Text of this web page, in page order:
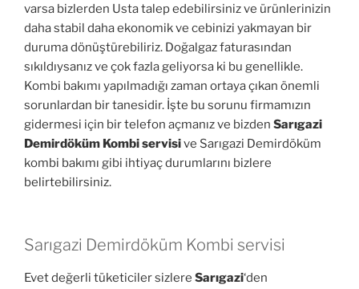
varsa bizlerden Usta talep edebilirsiniz ve ürünlerinizin
daha stabil daha ekonomik ve cebinizi yakmayan bir
duruma dönüştürebiliriz. Doğalgaz faturasından
sıkıldıysanız ve çok fazla geliyorsa ki bu genellikle.
Kombi bakımı yapılmadığı zaman ortaya çıkan önemli
sorunlardan bir tanesidir. İşte bu sorunu firmamızın
gidermesi için bir telefon açmanız ve bizden Sarıgazi
Demirdöküm Kombi servisive Sarıgazi Demirdöküm
kombi bakımı gibi ihtiyaç durumlarını bizlere
belirtebilirsiniz.
Sarıgazi Demirdöküm Kombi servisi
Evet değerli tüketiciler sizlere Sarıgazi‘den